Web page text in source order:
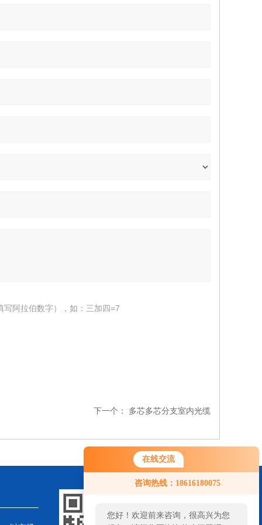
在线交流
咨询热线：18616180075
您好！欢迎前来咨询，很高兴为您
服务，请问您要咨询什么问题呢？
您好，看您停留很久了，是否找到
写阿拉伯数字），如：三加四=7
下一个： 多芯多芯分支室内光缆